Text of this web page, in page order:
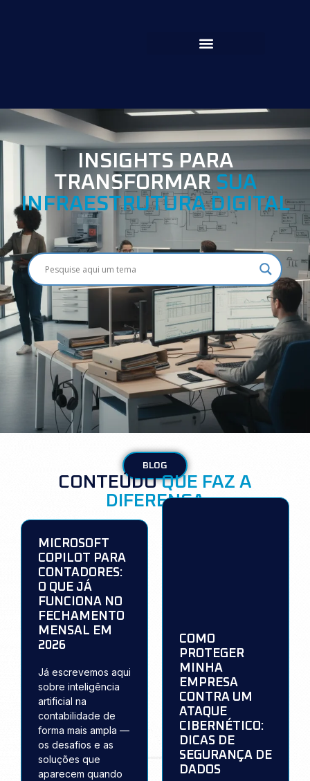
INSIGHTS PARA
TRANSFORMAR SUA
INFRAESTRUTURA DIGITAL
BLOG
CONTEÚDOQUE FAZ A
DIFERENÇA
MICROSOFT
COPILOT PARA
CONTADORES:
O QUE JÁ
FUNCIONA NO
FECHAMENTO
MENSAL EM
2026
Já escrevemos aqui
sobre inteligência
artificial na
contabilidade de
forma mais ampla —
os desafios e as
soluções que
aparecem quando
COMO
PROTEGER
MINHA
EMPRESA
CONTRA UM
ATAQUE
CIBERNÉTICO:
DICAS DE
SEGURANÇA DE
DADOS